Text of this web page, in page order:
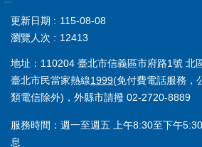
更新日期
115-08-08
瀏覽人次
12413
地址：110204 臺北市信義區市府路1號 北
臺北市民當家熱線1999(免付費電話服務，
類電信除外)，外縣市請撥 02-2720-8889
服務時間：週一至週五 上午8:30至下午
息